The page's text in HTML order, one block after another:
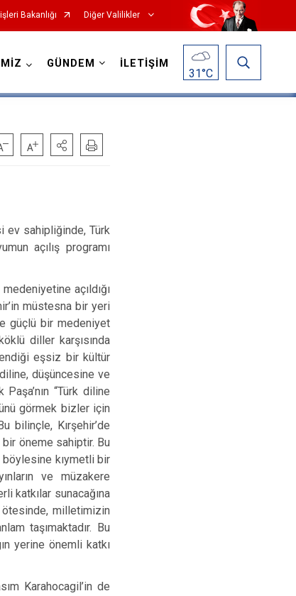
Bakanlığı Diğer Valilikler
GÜNDEM İLETİŞİM
31°C
ev sahipliğinde, Türk
açılış programı
açıldığı
müstesna bir yeri
güçlü bir medeniyet
diller karşısında
eşsiz bir kültür
düşüncesine ve
“Türk diline
görmek bizler için
bilinçle, Kırşehir’de
bir öneme sahiptir. Bu
böylesine kıymetli bir
ve müzakere
katkılar sunacağına
ötesinde, milletimizin
taşımaktadır. Bu
yerine önemli katkı
Karahocagil’in de